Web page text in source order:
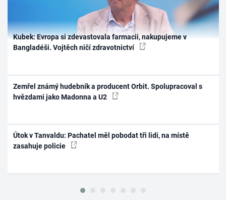
Kubek: Evropa si zdevastovala farmacii, nakupujeme v
Bangladéši. Vojtěch ničí zdravotnictví
Zemřel známý hudebník a producent Orbit. Spolupracoval s
hvězdami jako Madonna a U2
Útok v Tanvaldu: Pachatel měl pobodat tři lidi, na místě
zasahuje policie